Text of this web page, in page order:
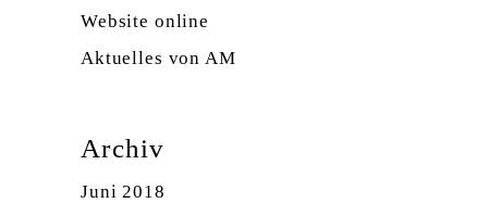
Website online
Aktuelles von AM
Archiv
Juni 2018